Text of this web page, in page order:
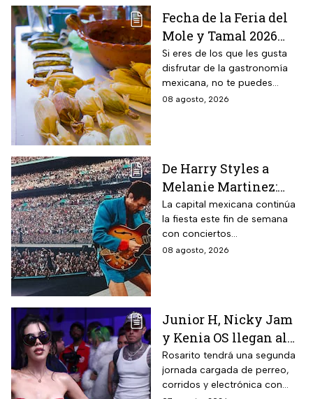
Fecha de la Feria del
Mole y Tamal 2026
para que deleites tu
paladar
Si eres de los que les gusta
disfrutar de la gastronomía
mexicana, no te puedes
perder la Feria del Mole y
08 agosto, 2026
De Harry Styles a
Melanie Martinez:
Estos son los mejores
conciertos hoy 8 de
agosto
La capital mexicana continúa
la fiesta este fin de semana
con conciertos
internacionales y obras de
08 agosto, 2026
Junior H, Nicky Jam
y Kenia OS llegan al
Baja Beach Fest 2026:
Estos son los horarios
del sábado
Rosarito tendrá una segunda
jornada cargada de perreo,
corridos y electrónica con